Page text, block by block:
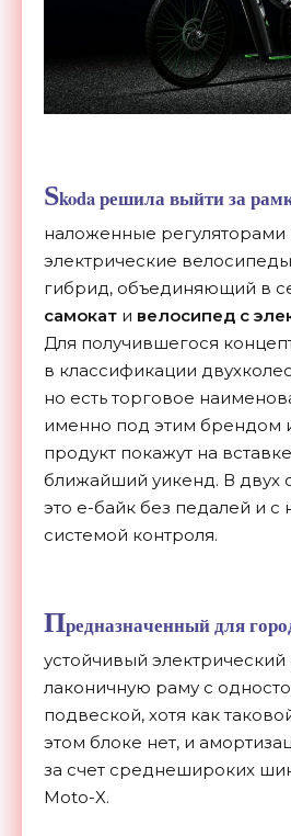
Skoda решила выйти за
наложенные регуляторами
электрические
гибрид, объединяющий в
самокат и велосипед с
Для получившегося
в классификации
но есть торговое
именно под этим брендом
продукт покажут на
ближайший уикенд. В двух
это е-байк без педалей и
системой контроля.
Предназначенный для
устойчивый
лаконичную раму с
подвеской, хотя как
этом блоке нет, и
за счет среднешироких
Moto-X.